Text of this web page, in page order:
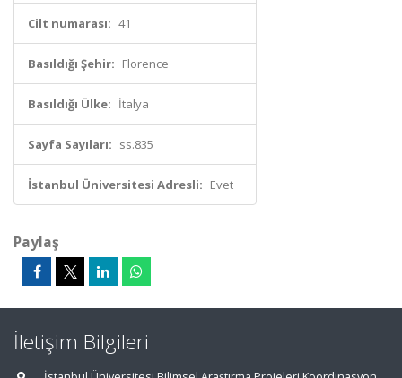
Cilt numarası: 41
Basıldığı Şehir: Florence
Basıldığı Ülke: İtalya
Sayfa Sayıları: ss.835
İstanbul Üniversitesi Adresli: Evet
Paylaş
İletişim Bilgileri